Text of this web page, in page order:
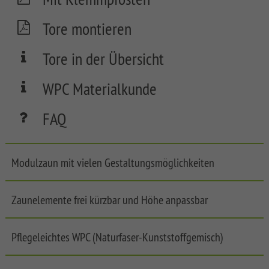
FLOW
SYSTEM
WPC
PLATINUM
SYSTEM
PLATINUM
WPC
PLATINUM
SYSTEM
SYSTEM
WPC
SYSTEM
WPC
SYSTEM
WPC
CLASSIC
Synthetic
Mesh
Fences
WEAVE
LÜX
WEAVE
Softwood
Fences,
Varnished
Fences,
VPI
Garden
Tore montieren
Tore in der Übersicht
WPC Materialkunde
FAQ
Modulzaun mit vielen Gestaltungsmöglichkeiten
Zaunelemente frei kürzbar und Höhe anpassbar
Pflegeleichtes WPC (Naturfaser-Kunststoffgemisch)